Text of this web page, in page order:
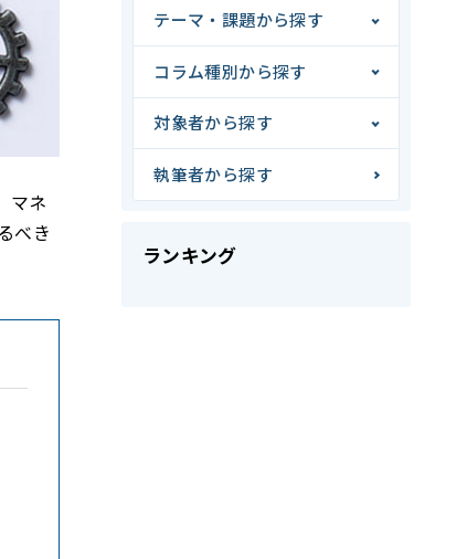
マネ
べき
テーマ・課題から探す
コラム種別から探す
対象者から探す
執筆者から探す
ランキング